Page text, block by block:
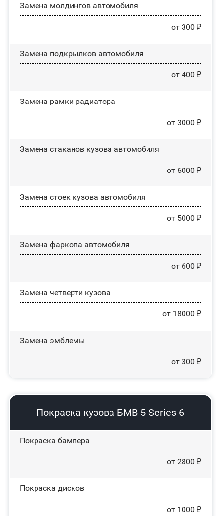
Замена молдингов автомобиля
от 300 ₽
Замена пoдĸpылĸoв автомобиля
от 400 ₽
Замена рамки радиатора
от 3000 ₽
Замена стаканов кузова автомобиля
от 6000 ₽
Замена стоек кузова автомобиля
от 5000 ₽
Замена фаркопа автомобиля
от 600 ₽
Замена четверти кузова
от 18000 ₽
Замена эмблемы
от 300 ₽
Покраска кузова БМВ 5-Series 6
Покраска бампера
от 2800 ₽
Покраска дисков
от 1000 ₽